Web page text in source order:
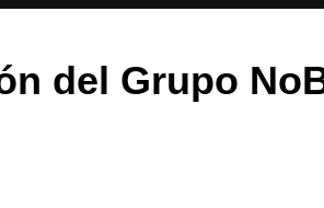
del Grupo